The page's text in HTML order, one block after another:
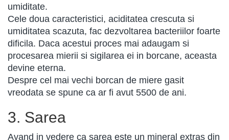
umiditate.
Cele doua caracteristici, aciditatea crescuta si
umiditatea scazuta, fac dezvoltarea bacteriilor foarte
dificila. Daca acestui proces mai adaugam si
procesarea mierii si sigilarea ei in borcane, aceasta
devine eterna.
Despre cel mai vechi borcan de miere gasit
vreodata se spune ca ar fi avut 5500 de ani.
3. Sarea
Avand in vedere ca sarea este un mineral extras din